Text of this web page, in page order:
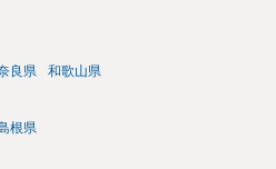
良県 和歌山県
根県